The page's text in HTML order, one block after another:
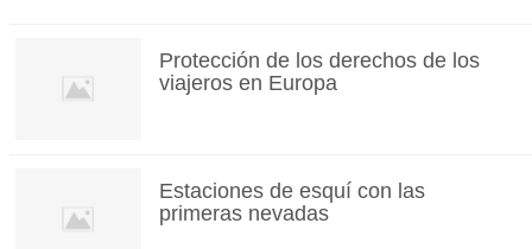
Protección de los derechos de los
viajeros en Europa
Estaciones de esquí con las
primeras nevadas